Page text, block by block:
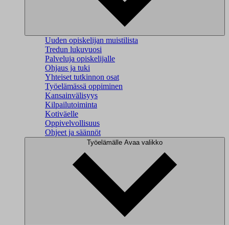
Uuden opiskelijan muistilista
Tredun lukuvuosi
Palveluja opiskelijalle
Ohjaus ja tuki
Yhteiset tutkinnon osat
Työelämässä oppiminen
Kansainvälisyys
Kilpailutoiminta
Kotiväelle
Oppivelvollisuus
Ohjeet ja säännöt
Työelämälle Avaa valikko